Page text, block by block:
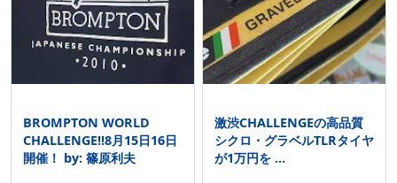
BROMPTON WORLD
CHALLENGE!!8月15日16日
開催！ by: 篠原利夫
激渋CHALLENGEの高品質
シクロ・グラベルTLRタイヤ
が1万円を ...